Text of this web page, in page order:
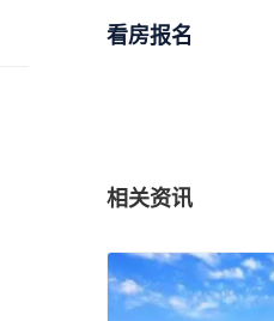
看房报名
相关资讯